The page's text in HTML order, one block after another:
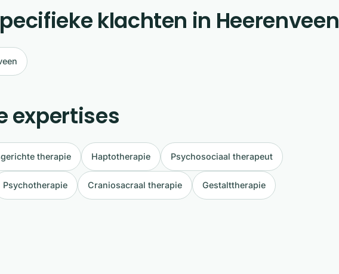
klachten in Heerenveen
expertises
therapie Haptotherapie Psychosociaal therapeut
Psychotherapie Craniosacraal therapie Gestalttherapie